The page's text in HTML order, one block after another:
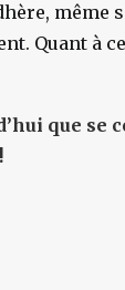
même
Quant à
que